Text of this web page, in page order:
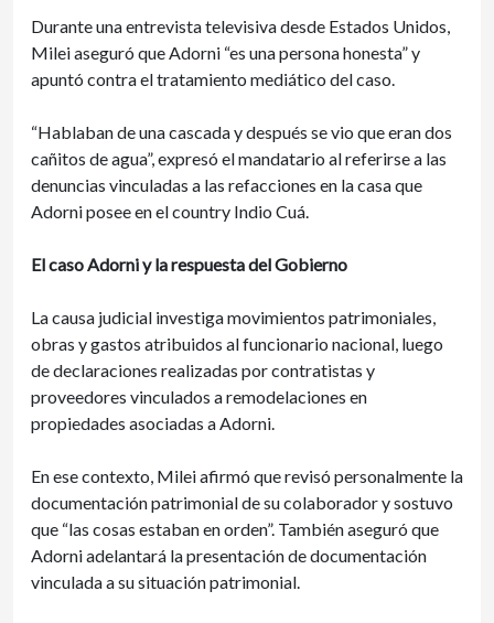
Durante una entrevista televisiva desde Estados Unidos,
Milei aseguró que Adorni “es una persona honesta” y
apuntó contra el tratamiento mediático del caso.
“Hablaban de una cascada y después se vio que eran dos
cañitos de agua”, expresó el mandatario al referirse a las
denuncias vinculadas a las refacciones en la casa que
Adorni posee en el country Indio Cuá.
El caso Adorni y la respuesta del Gobierno
La causa judicial investiga movimientos patrimoniales,
obras y gastos atribuidos al funcionario nacional, luego
de declaraciones realizadas por contratistas y
proveedores vinculados a remodelaciones en
propiedades asociadas a Adorni.
En ese contexto, Milei afirmó que revisó personalmente la
documentación patrimonial de su colaborador y sostuvo
que “las cosas estaban en orden”. También aseguró que
Adorni adelantará la presentación de documentación
vinculada a su situación patrimonial.